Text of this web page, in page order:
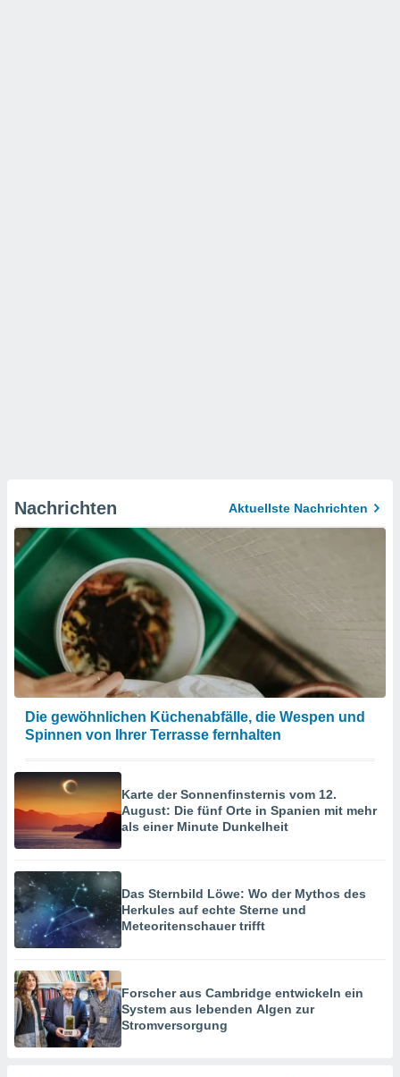
Nachrichten Aktuellste Nachrichten
Die gewöhnlichen Küchenabfälle, die Wespen und
Spinnen von Ihrer Terrasse fernhalten
Karte der Sonnenfinsternis vom 12.
August: Die fünf Orte in Spanien mit mehr
als einer Minute Dunkelheit
Das Sternbild Löwe: Wo der Mythos des
Herkules auf echte Sterne und
Meteoritenschauer trifft
Forscher aus Cambridge entwickeln ein
System aus lebenden Algen zur
Stromversorgung